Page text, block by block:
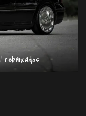
rebaixados